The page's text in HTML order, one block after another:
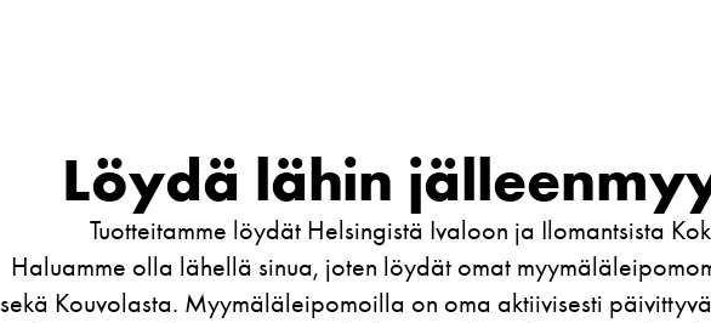
Löydä lähin
Tuotteitamme löydät Helsingistä Ivaloon ja Ilomantsista
Haluamme olla lähellä sinua, joten löydät omat
sekä Kouvolasta. Myymäläleipomoilla on oma aktiivisesti